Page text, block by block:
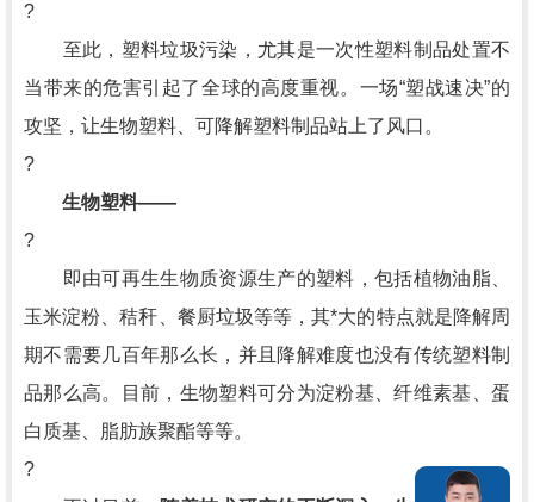
?
至此，塑料垃圾污染，尤其是一次性塑料制品处置不
当带来的危害引起了全球的高度重视。一场“塑战速决”的
攻坚，让生物塑料、可降解塑料制品站上了风口。
?
生物塑料——
?
即由可再生生物质资源生产的塑料，包括植物油脂、
玉米淀粉、秸秆、餐厨垃圾等等，其*大的特点就是降解周
期不需要几百年那么长，并且降解难度也没有传统塑料制
品那么高。目前，生物塑料可分为淀粉基、纤维素基、蛋
白质基、脂肪族聚酯等等。
?